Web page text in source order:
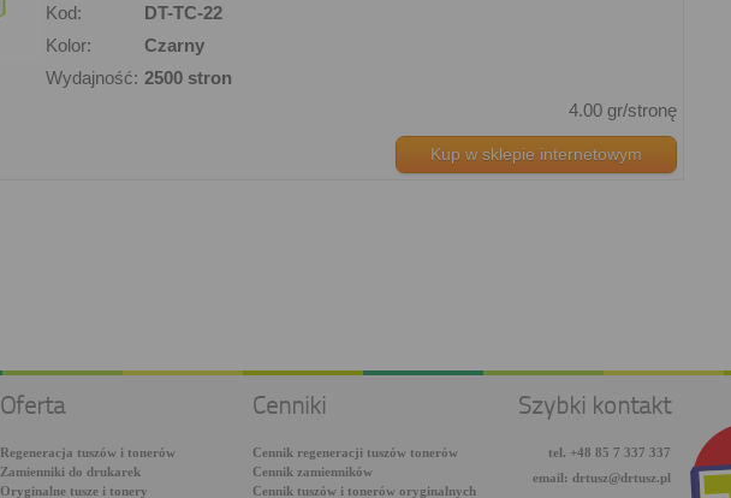
Kod:
DT-TC-22
Kolor:
Czarny
Wydajność: 2500 stron
4.00 gr/stronę
Kup w sklepie internetowym
Oferta
Regeneracja tuszów i tonerów
Zamienniki do drukarek
Oryginalne tusze i tonery
Cenniki
Cennik regeneracji tuszów tonerów
Cennik zamienników
Cennik tuszów i tonerów oryginalnych
Szybki kontakt
tel. +48 85 7 337 337
email: drtusz@drtusz.pl